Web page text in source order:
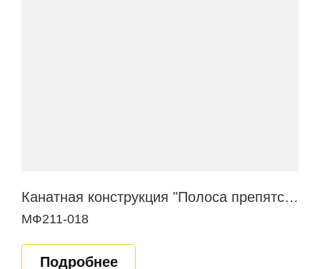
Канатная конструкция "Полоса препятствий"
МФ211-018
Подробнее